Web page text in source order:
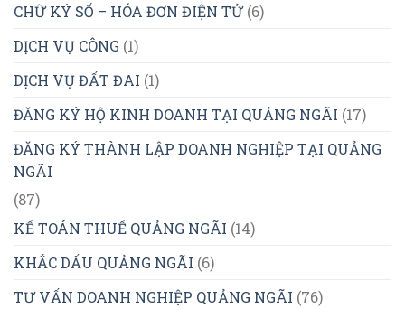
CHỮ KÝ SỐ – HÓA ĐƠN ĐIỆN TỬ(6)
DỊCH VỤ CÔNG (1)
DỊCH VỤ ĐẤT ĐAI (1)
ĐĂNG KÝ HỘ KINH DOANH TẠI QUẢNG NGÃI (17)
ĐĂNG KÝ THÀNH LẬP DOANH NGHIỆP TẠI QUẢNG
NGÃI
(87)
KẾ TOÁN THUẾ QUẢNG NGÃI (14)
KHẮC DẤU QUẢNG NGÃI (6)
TƯ VẤN DOANH NGHIỆP QUẢNG NGÃI (76)